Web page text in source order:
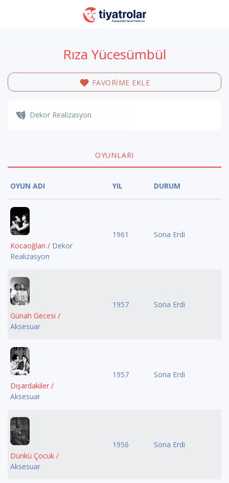
Rıza Yücesümbül
FAVORİME EKLE
Dekor Realizasyon
OYUNLARI
OYUN ADI YIL DURUM
Kocaoğlan / Dekor
Realizasyon
1961 Sona Erdi
Günah Gecesi /
Aksesuar
1957 Sona Erdi
Dışardakiler /
Aksesuar
1957 Sona Erdi
Dünkü Çocuk /
Aksesuar
1956 Sona Erdi